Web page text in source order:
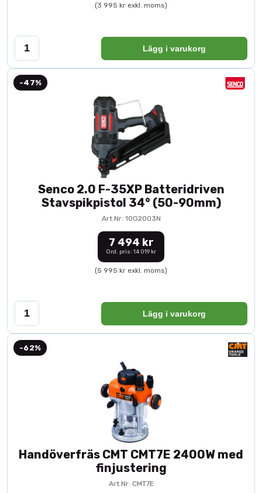
(3 995 kr exkl. moms)
Lägg i varukorg
-47%
Senco 2.0 F-35XP Batteridriven
Stavspikpistol 34° (50-90mm)
Art.Nr: 10G2003N
7 494 kr
Ord. pris: 14 019 kr
(5 995 kr exkl. moms)
Lägg i varukorg
-62%
Handöverfräs CMT CMT7E 2400W med
finjustering
Art.Nr: CMT7E